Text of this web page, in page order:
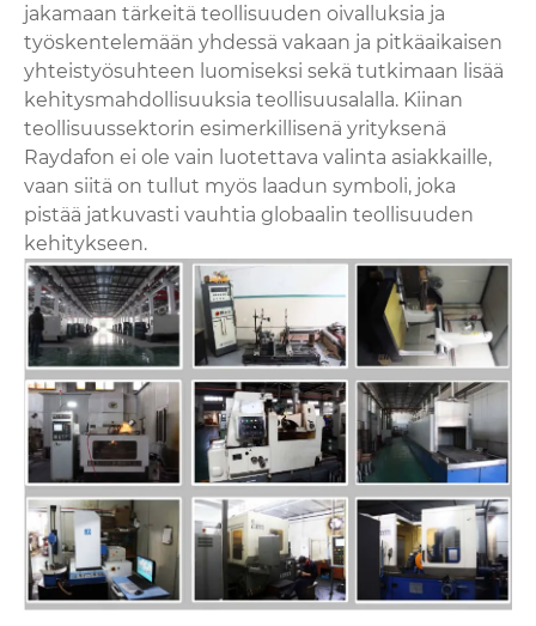
jakamaan tärkeitä teollisuuden oivalluksia ja
työskentelemään yhdessä vakaan ja pitkäaikaisen
yhteistyösuhteen luomiseksi sekä tutkimaan lisää
kehitysmahdollisuuksia teollisuusalalla. Kiinan
teollisuussektorin esimerkillisenä yrityksenä
Raydafon ei ole vain luotettava valinta asiakkaille,
vaan siitä on tullut myös laadun symboli, joka
pistää jatkuvasti vauhtia globaalin teollisuuden
kehitykseen.